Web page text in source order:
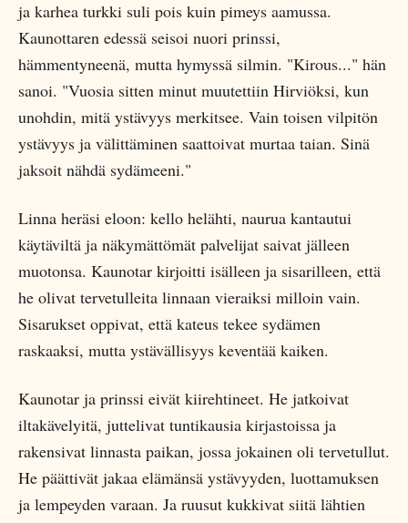
ja karhea turkki suli pois kuin pimeys aamussa.
Kaunottaren edessä seisoi nuori prinssi,
hämmentyneenä, mutta hymyssä silmin. "Kirous..." hän
sanoi. "Vuosia sitten minut muutettiin Hirviöksi, kun
unohdin, mitä ystävyys merkitsee. Vain toisen vilpitön
ystävyys ja välittäminen saattoivat murtaa taian. Sinä
jaksoit nähdä sydämeeni."
Linna heräsi eloon: kello helähti, naurua kantautui
käytäviltä ja näkymättömät palvelijat saivat jälleen
muotonsa. Kaunotar kirjoitti isälleen ja sisarilleen, että
he olivat tervetulleita linnaan vieraiksi milloin vain.
Sisarukset oppivat, että kateus tekee sydämen
raskaaksi, mutta ystävällisyys keventää kaiken.
Kaunotar ja prinssi eivät kiirehtineet. He jatkoivat
iltakävelyitä, juttelivat tuntikausia kirjastoissa ja
rakensivat linnasta paikan, jossa jokainen oli tervetullut.
He päättivät jakaa elämänsä ystävyyden, luottamuksen
ja lempeyden varaan. Ja ruusut kukkivat siitä lähtien